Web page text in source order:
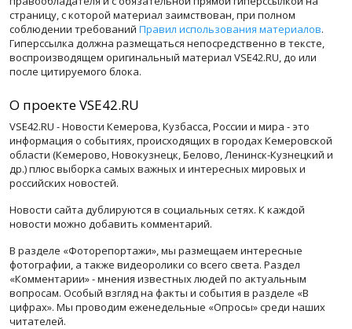
страницу, с которой материал заимствован, при полном
соблюдении требований Правил использования материалов.
Гиперссылка должна размещаться непосредственно в тексте,
воспроизводящем оригинальный материал VSE42.RU, до или
после цитируемого блока.
О проекте VSE42.RU
VSE42.RU - Новости Кемерова, Кузбасса, России и мира - это
информация о событиях, происходящих в городах Кемеровской
области (Кемерово, Новокузнецк, Белово, Ленинск-Кузнецкий и
др.) плюс выборка самых важных и интересных мировых и
российских новостей.
Новости сайта дублируются в социальных сетях. К каждой
новости можно добавить комментарий.
В разделе «Фоторепортажи», мы размещаем интересные
фотографии, а также видеоролики со всего света. Раздел
«Комментарии» - мнения известных людей по актуальным
вопросам. Особый взгляд на факты и события в разделе «В
цифрах». Мы проводим еженедельные «Опросы» среди наших
читателей.